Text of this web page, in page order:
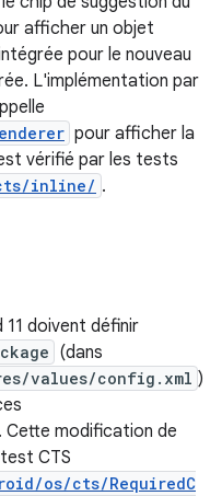
afficher un objet
pour le nouveau
L'implémentation par
pour afficher la
vérifié par les tests
inline/ .
doivent définir
(dans
values/config.xml )
Cette modification de
CTS
os/cts/RequiredC